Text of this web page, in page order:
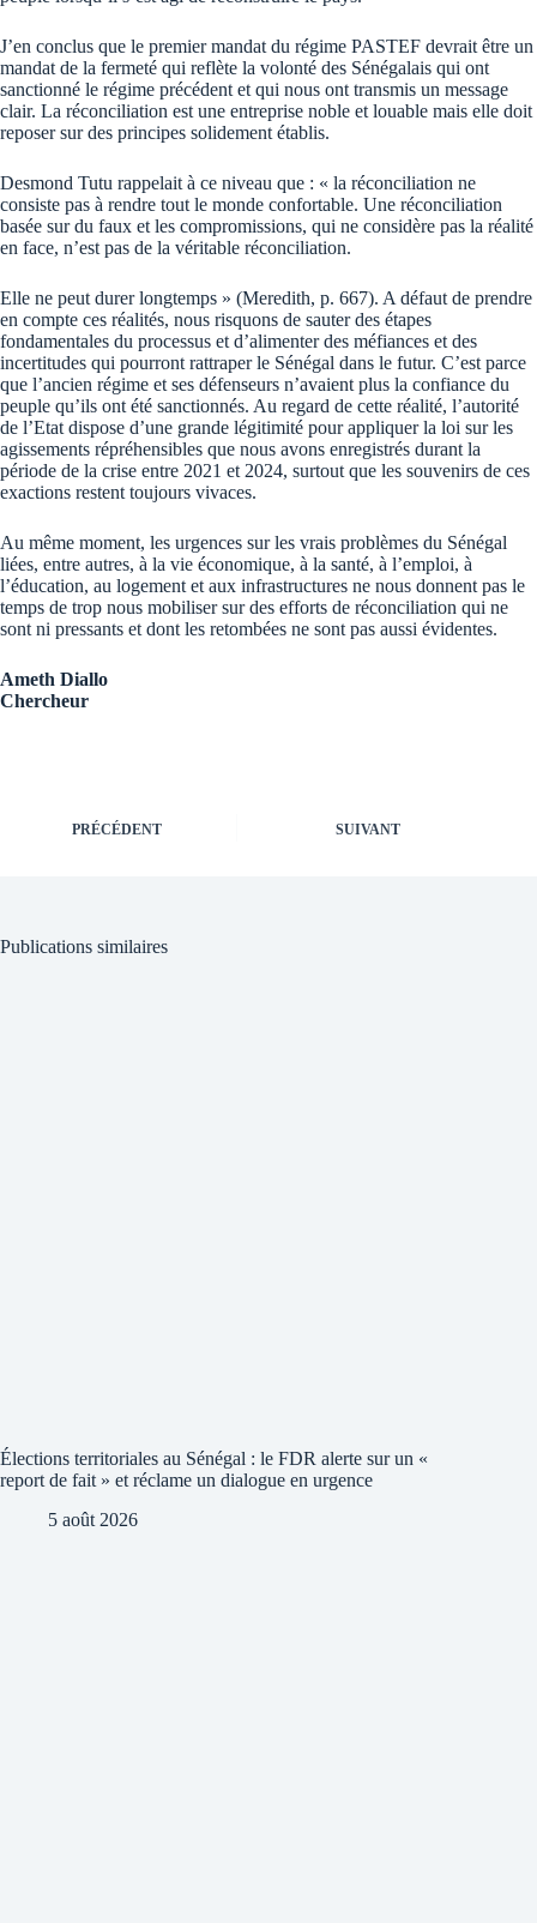
J’en conclus que le premier mandat du régime PASTEF devrait être un
mandat de la fermeté qui reflète la volonté des Sénégalais qui ont
sanctionné le régime précédent et qui nous ont transmis un message
clair. La réconciliation est une entreprise noble et louable mais elle doit
reposer sur des principes solidement établis.
Desmond Tutu rappelait à ce niveau que : « la réconciliation ne
consiste pas à rendre tout le monde confortable. Une réconciliation
basée sur du faux et les compromissions, qui ne considère pas la réalité
en face, n’est pas de la véritable réconciliation.
Elle ne peut durer longtemps » (Meredith, p. 667). A défaut de prendre
en compte ces réalités, nous risquons de sauter des étapes
fondamentales du processus et d’alimenter des méfiances et des
incertitudes qui pourront rattraper le Sénégal dans le futur. C’est parce
que l’ancien régime et ses défenseurs n’avaient plus la confiance du
peuple qu’ils ont été sanctionnés. Au regard de cette réalité, l’autorité
de l’Etat dispose d’une grande légitimité pour appliquer la loi sur les
agissements répréhensibles que nous avons enregistrés durant la
période de la crise entre 2021 et 2024, surtout que les souvenirs de ces
exactions restent toujours vivaces.
Au même moment, les urgences sur les vrais problèmes du Sénégal
liées, entre autres, à la vie économique, à la santé, à l’emploi, à
l’éducation, au logement et aux infrastructures ne nous donnent pas le
temps de trop nous mobiliser sur des efforts de réconciliation qui ne
sont ni pressants et dont les retombées ne sont pas aussi évidentes.
Ameth Diallo
Chercheur
PRÉCÉDENT SUIVANT
Publications similaires
Élections territoriales au Sénégal : le FDR alerte sur un «
report de fait » et réclame un dialogue en urgence
5 août 2026